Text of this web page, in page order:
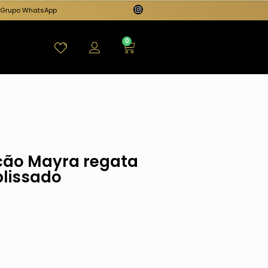
Grupo WhatsApp
0
Mayra regata